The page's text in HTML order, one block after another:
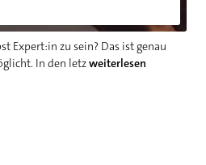
Expert:in zu sein? Das ist genau
In den letzweiterlesen